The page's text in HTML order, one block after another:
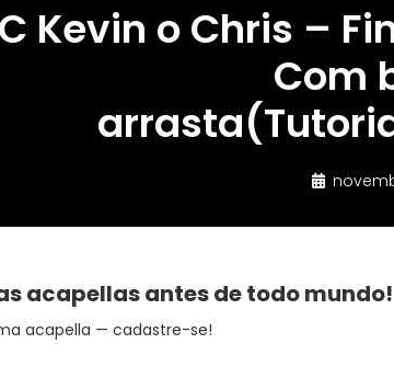
Kevin o Chris –
Com
acapellas antes de todo mundo!
acapella — cadastre-se!